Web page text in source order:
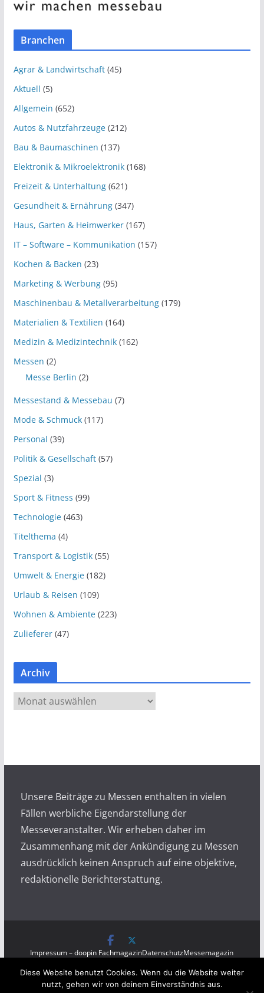
Branchen
Agrar & Landwirtschaft(45)
Aktuell (5)
Allgemein (652)
Autos & Nutzfahrzeuge(212)
Bau & Baumaschinen (137)
Elektronik & Mikroelektronik(168)
Freizeit & Unterhaltung(621)
Gesundheit & Ernährung(347)
Haus, Garten & Heimwerker(167)
IT – Software – Kommunikation (157)
Kochen & Backen (23)
Marketing & Werbung(95)
Maschinenbau & Metallverarbeitung(179)
Materialien & Textilien (164)
Medizin & Medizintechnik(162)
Messen (2)
Messe Berlin (2)
Messestand & Messebau (7)
Mode & Schmuck(117)
Personal (39)
Politik & Gesellschaft(57)
Spezial (3)
Sport & Fitness (99)
Technologie(463)
Titelthema (4)
Transport & Logistik(55)
Umwelt & Energie(182)
Urlaub & Reisen (109)
Wohnen & Ambiente(223)
Zulieferer(47)
Archiv
r
Unsere Beiträge zu Messen enthalten in vielen
Fällen werbliche Eigendarstellung der
Messeveranstalter. Wir erheben daher im
Zusammenhang mit der Ankündigung zu Messen
ausdrücklich keinen Anspruch auf eine objektive,
redaktionelle Berichterstattung.
Impressum – doopin FachmagazinDatenschutzMessemagazin
Copyright © 2026Messen auf doopin.de. All rights
Diese Website benutzt Cookies. Wenn du die Website weiter
nutzt, gehen wir von deinem Einverständnis aus.